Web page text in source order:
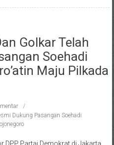
Golkar Telah
Soehadi
Maju Pilkada
Dukung Pasangan Soehadi